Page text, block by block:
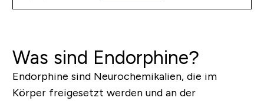
Was sind Endorphine?
Endorphine sind Neurochemikalien, die im
Körper freigesetzt werden und an der